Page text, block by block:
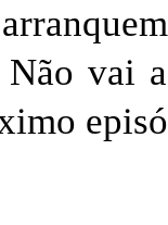
Não vai